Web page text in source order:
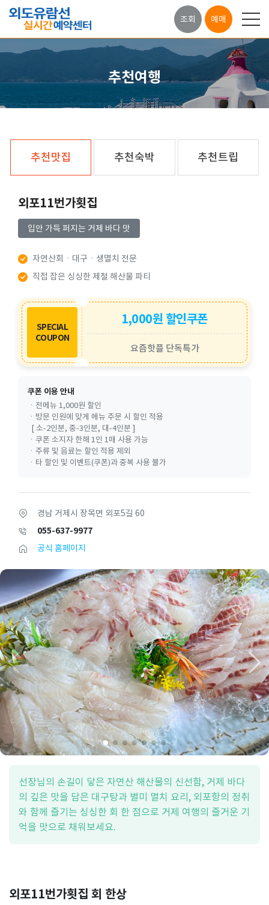
조회 예매
추천여행
추천맛집 추천숙박 추천트립
외포11번가횟집
입안 가득 퍼지는 거제 바다 맛
자연산회ㆍ대구ㆍ생멸치 전문
직접 잡은 싱싱한 제철 해산물 파티
SPECIAL
COUPON
1,000원 할인쿠폰
요즘핫플 단독특가
쿠폰 이용 안내
ㆍ전메뉴 1,000원 할인
ㆍ방문 인원에 맞게 메뉴 주문 시 할인 적용
[ 소-2인분, 중-3인분, 대-4인분 ]
ㆍ쿠폰 소지자 한해 1인 1매 사용 가능
ㆍ주류 및 음료는 할인 적용 제외
ㆍ타 할인 및 이벤트(쿠폰)과 중복 사용 불가
경남 거제시 장목면 외포5길 60
055-637-9977
공식 홈페이지
선장님의 손길이 닿은 자연산 해산물의 신선함, 거제 바다
의 깊은 맛을 담은 대구탕과 별미 멸치 요리, 외포항의 정취
와 함께 즐기는 싱싱한 회 한 점으로 거제 여행의 즐거운 기
억을 맛으로 채워보세요.
외포11번가횟집 회 한상